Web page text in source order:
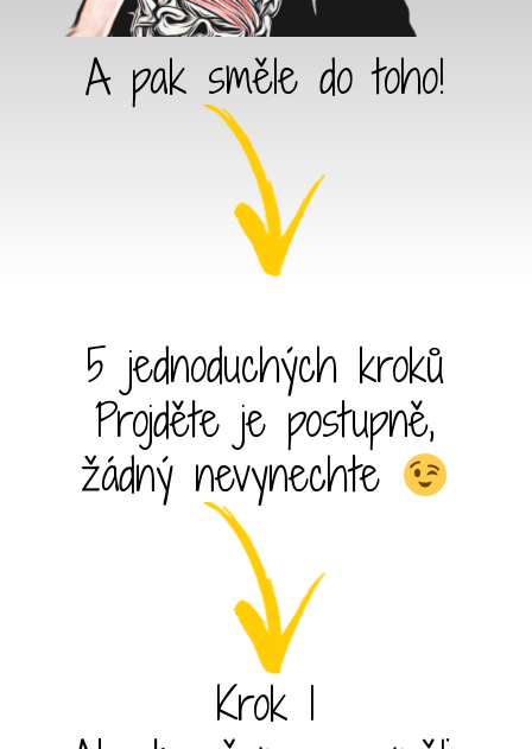
A pak směle do toho!
5 jednoduchých kroků
Projděte je postupně,
žádný nevynechte
Krok 1